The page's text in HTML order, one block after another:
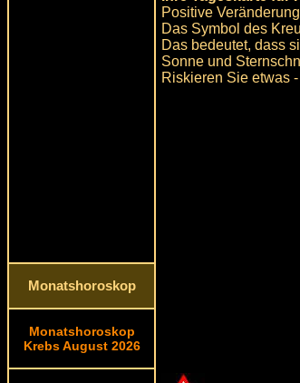
Monatshoroskop
Monatshoroskop
Krebs August 2026
Positive
Das Symbol des
Das bedeutet, dass
Sonne und
Riskieren Sie etwas